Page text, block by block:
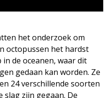
het onderzoek om
octopussen het hardst
de oceanen, waar dit
gedaan kan worden. Ze
24 verschillende soorten
slag zijn gegaan. De